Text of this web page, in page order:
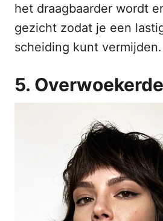
het draagbaarder wordt
gezicht zodat je een
scheiding kunt vermijden.
5.